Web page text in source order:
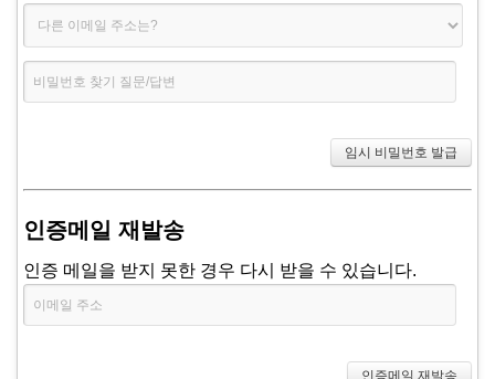
인증메일 재발송
인증 메일을 받지 못한 경우 다시 받을 수 있습니다.